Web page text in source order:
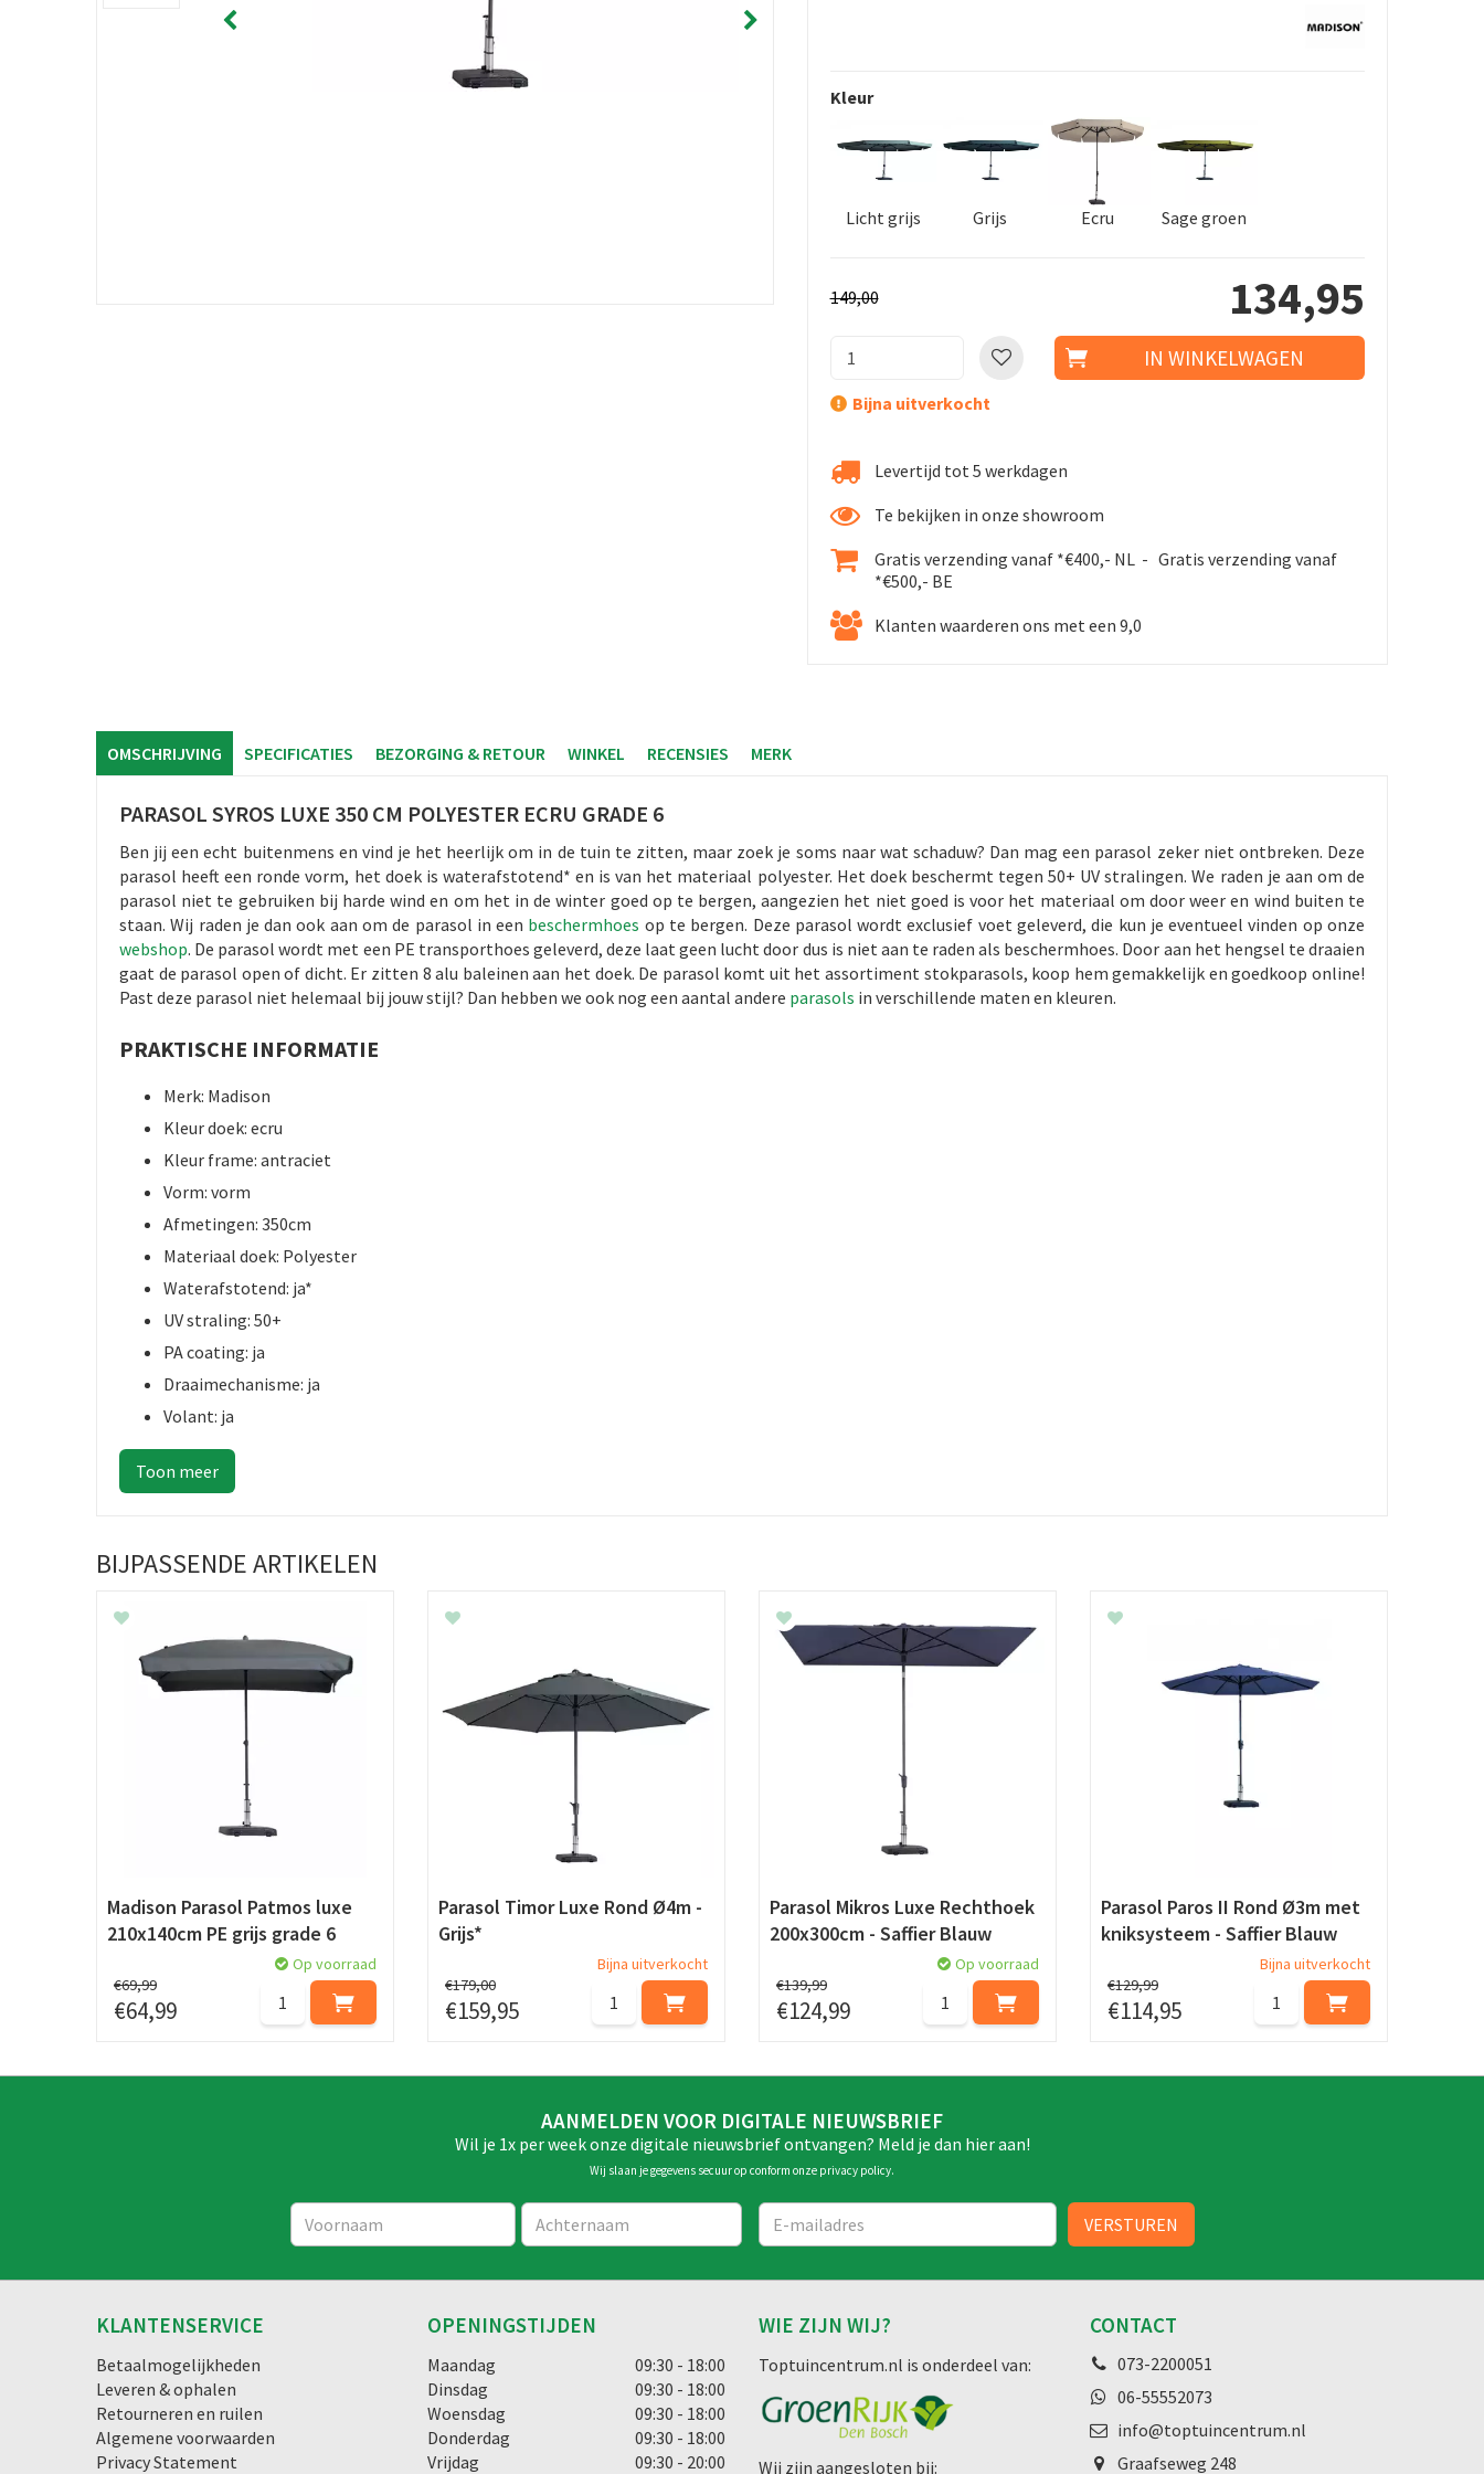
Kleur
Licht grijs Grijs Ecru Sage groen
149,00 134,95
Bijna uitverkocht
Levertijd tot 5 werkdagen
Te bekijken in onze showroom
Gratis verzending vanaf *€400,- NL - Gratis verzending vanaf
*€500,- BE
Klanten waarderen ons met een 9,0
OMSCHRIJVING SPECIFICATIES BEZORGING & RETOUR WINKEL RECENSIES MERK
PARASOL SYROS LUXE 350 CM POLYESTER ECRU GRADE 6
Ben jij een echt buitenmens en vind je het heerlijk om in de tuin te zitten, maar zoek je soms naar wat schaduw? Dan mag een parasol zeker niet ontbreken. Deze
parasol heeft een ronde vorm, het doek is waterafstotend* en is van het materiaal polyester. Het doek beschermt tegen 50+ UV stralingen. We raden je aan om de
parasol niet te gebruiken bij harde wind en om het in de winter goed op te bergen, aangezien het niet goed is voor het materiaal om door weer en wind buiten te
staan. Wij raden je dan ook aan om de parasol in een beschermhoes op te bergen. Deze parasol wordt exclusief voet geleverd, die kun je eventueel vinden op onze
webshop. De parasol wordt met een PE transporthoes geleverd, deze laat geen lucht door dus is niet aan te raden als beschermhoes. Door aan het hengsel te draaien
gaat de parasol open of dicht. Er zitten 8 alu baleinen aan het doek. De parasol komt uit het assortiment stokparasols, koop hem gemakkelijk en goedkoop online!
Past deze parasol niet helemaal bij jouw stijl? Dan hebben we ook nog een aantal andere parasols in verschillende maten en kleuren.
PRAKTISCHE INFORMATIE
Merk: Madison
Kleur doek: ecru
Kleur frame: antraciet
Vorm: vorm
Afmetingen: 350cm
Materiaal doek: Polyester
Waterafstotend: ja*
UV straling: 50+
PA coating: ja
Draaimechanisme: ja
Volant: ja
BIJPASSENDE ARTIKELEN
Madison Parasol Patmos luxe
210x140cm PE grijs grade 6
€69,99
€64,99
Op voorraad
Parasol Timor Luxe Rond Ø4m -
Grijs*
€179,00
€159,95
Bijna uitverkocht
Parasol Mikros Luxe Rechthoek
200x300cm - Saffier Blauw
€139,99
€124,99
Op voorraad
Parasol Paros II Rond Ø3m met
kniksysteem - Saffier Blauw
€129,99
€114,95
Bijna uitverkocht
AANMELDEN VOOR DIGITALE NIEUWSBRIEF
Wil je 1x per week onze digitale nieuwsbrief ontvangen? Meld je dan hier aan!
Wij slaan je gegevens secuur op conform onze privacy policy.
KLANTENSERVICE
Betaalmogelijkheden
Leveren & ophalen
Retourneren en ruilen
Algemene voorwaarden
Privacy Statement
OPENINGSTIJDEN
Maandag
09:30 - 18:00
Dinsdag
09:30 - 18:00
Woensdag
09:30 - 18:00
Donderdag
09:30 - 18:00
Vrijdag
09:30 - 20:00
WIE ZIJN WIJ?
Toptuincentrum.nl is onderdeel van:
Wij zijn aangesloten bij:
CONTACT
073-2200051
06-55552073
info@toptuincentrum.nl
Graafseweg 248